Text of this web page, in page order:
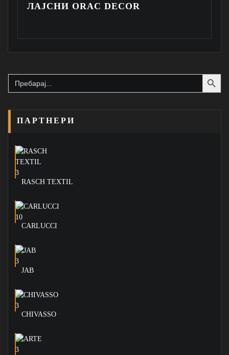
ЛАЈСНИ ORAC DECOR
Search
for:
Search Button
ПАРТНЕРИ
RASCH TEXTIL
CARLUCCI
JAB
CHIVASSO